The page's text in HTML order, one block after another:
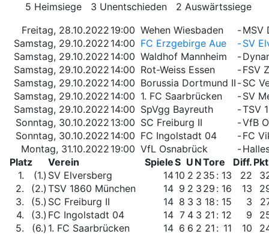
5 Heimsiege 3 Unentschieden 2 Auswärtssiege
Freitag, 28.10.2022 19:00 Wehen Wiesbaden -MSV
Samstag, 29.10.2022 14:00 FC Erzgebirge Aue -SV
Samstag, 29.10.2022 14:00 Waldhof Mannheim -
Samstag, 29.10.2022 14:00 Rot-Weiss Essen -FSV
Samstag, 29.10.2022 14:00 Borussia Dortmund II -SC
Samstag, 29.10.2022 14:00 1. FC Saarbrücken -SV
Samstag, 29.10.2022 14:00 SpVgg Bayreuth -TSV
Sonntag, 30.10.2022 13:00 SC Freiburg II -VfB
Sonntag, 30.10.2022 14:00 FC Ingolstadt 04 -FC
Montag, 31.10.2022 19:00 VfL Osnabrück -
Platz
Verein SpieleS U NTore Diff.
1.
(1.) SV Elversberg 1410 2 2 35 : 13 22
2.
(2.) TSV 1860 München 14 9 2 3 29 : 16 13
3.
(5.) SC Freiburg II 14 8 3 3 18 : 15 3
4.
(3.) FC Ingolstadt 04 14 7 4 3 21 : 12 9
5.
(6.) 1. FC Saarbrücken 14 6 6 2 21 : 11 10